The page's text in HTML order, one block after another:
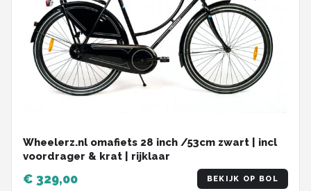
Wheelerz.nl omafiets 28 inch /53cm zwart | incl
voordrager & krat | rijklaar
€ 329,00 BEKIJK OP BOL